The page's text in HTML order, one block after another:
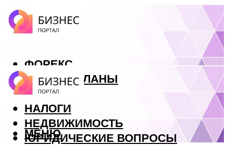
ФОРЕКС
БИЗНЕС ПЛАНЫ
КРЕДИТЫ
НАЛОГИ
НЕДВИЖИМОСТЬ
ЮРИДИЧЕСКИЕ ВОПРОСЫ
МЕНЮ